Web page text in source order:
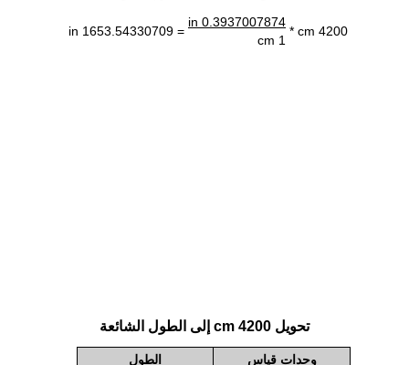
4200 cm *
0.3937007874 in
= 1653.54330709 in
1 cm
تحويل 4200 cm إلى الطول الشائعة
وحدات قياس الطول